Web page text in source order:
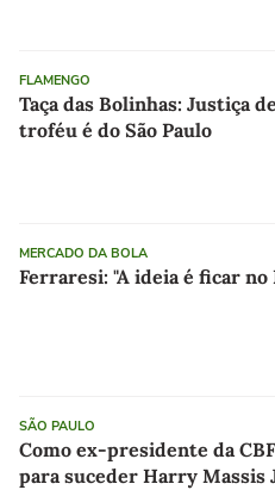
FLAMENGO
Taça das Bolinhas: Justiça
troféu é do São Paulo
MERCADO DA BOLA
Ferraresi: "A ideia é ficar no
SÃO PAULO
Como ex-presidente da
para suceder Harry Massis